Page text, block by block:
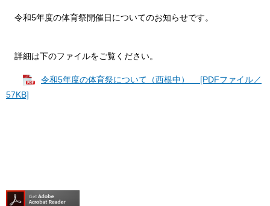
令和5年度の体育祭開催日についてのお知らせです。
詳細は下のファイルをご覧ください。
令和5年度の体育祭について（西根中） [PDFファイル／
57KB]